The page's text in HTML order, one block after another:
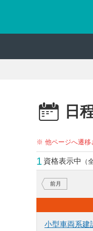
日
※ 他ページへ遷移
1 資格表示中 （
前月
小型車両系建